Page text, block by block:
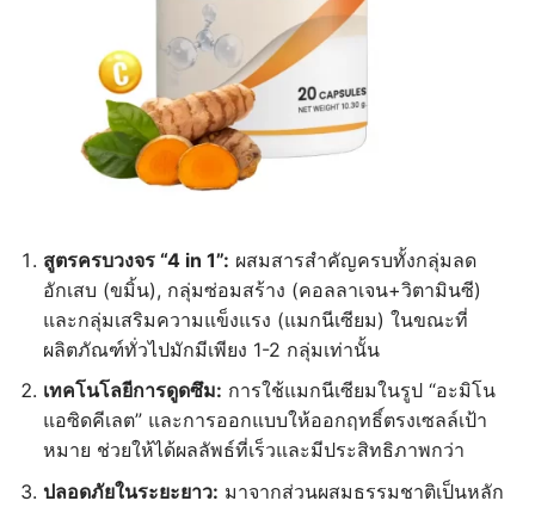
สูตรครบวงจร “4 in 1”: ผสมสารสำคัญครบทั้งกลุ่มลด
อักเสบ (ขมิ้น), กลุ่มซ่อมสร้าง (คอลลาเจน+วิตามินซี)
และกลุ่มเสริมความแข็งแรง (แมกนีเซียม) ในขณะที่
ผลิตภัณฑ์ทั่วไปมักมีเพียง 1-2 กลุ่มเท่านั้น
เทคโนโลยีการดูดซึม: การใช้แมกนีเซียมในรูป “อะมิโน
แอซิดคีเลต” และการออกแบบให้ออกฤทธิ์ตรงเซลล์เป้า
หมาย ช่วยให้ได้ผลลัพธ์ที่เร็วและมีประสิทธิภาพกว่า
ปลอดภัยในระยะยาว: มาจากส่วนผสมธรรมชาติเป็นหลัก